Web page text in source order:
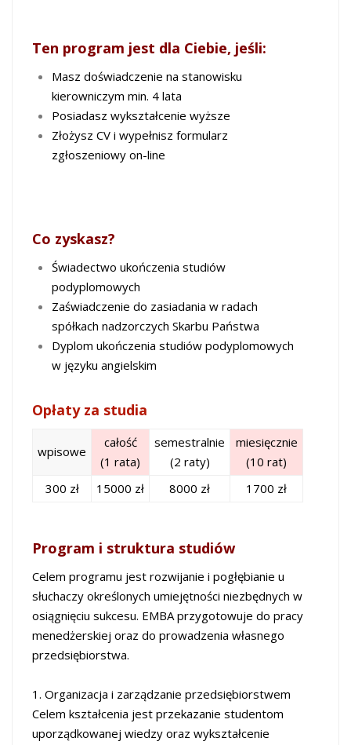
Ten program jest dla Ciebie, jeśli:
Masz doświadczenie na stanowisku
kierowniczym min. 4 lata
Posiadasz wykształcenie wyższe
Złożysz CV i wypełnisz formularz
zgłoszeniowy on-line
Co zyskasz?
Świadectwo ukończenia studiów
podyplomowych
Zaświadczenie do zasiadania w radach
spółkach nadzorczych Skarbu Państwa
Dyplom ukończenia studiów podyplomowych
w języku angielskim
Opłaty za studia
wpisowe
całość
(1 rata)
semestralnie
(2 raty)
miesięcznie
(10 rat)
300 zł
15000 zł 8000 zł 1700 zł
Program i struktura studiów
Celem programu jest rozwijanie i pogłębianie u
słuchaczy określonych umiejętności nie­zbędnych w
osiągnięciu sukcesu. EMBA przygotowuje do pracy
menedżerskiej oraz do prowadzenia własnego
przedsiębiorstwa.
1. Organizacja i zarządzanie przedsiębiorstwem
Celem kształcenia jest przekazanie studentom
uporządkowanej wiedzy oraz wykształcenie